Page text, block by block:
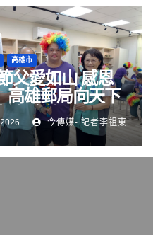
高雄市
父愛如山 感恩
高雄郵局向天下
達感謝今傳媒- 記者李祖東